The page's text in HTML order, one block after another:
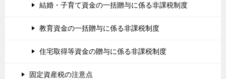
結婚・子育て資金の一括贈与に係る非課税制度
教育資金の一括贈与に係る非課税制度
住宅取得等資金の贈与に係る非課税制度
固定資産税の注意点